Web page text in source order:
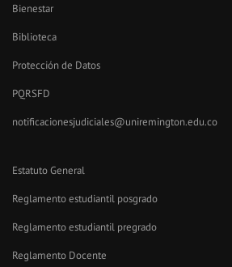
Bienestar
Biblioteca
Protección de Datos
PQRSFD
notificacionesjudiciales@uniremington.edu.co
Estatuto General
Reglamento estudiantil posgrado
Reglamento estudiantil pregrado
Reglamento Docente